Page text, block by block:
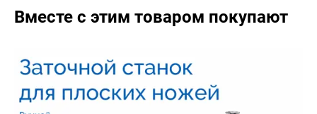
Вместе с этим товаром покупают